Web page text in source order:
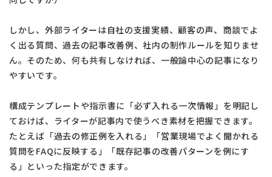
しかし、外部ライターは自社の支援実績、顧客の声、商談でよ
く出る質問、過去の記事改善例、社内の制作ルールを知りませ
ん。そのため、何も共有しなければ、一般論中心の記事になり
やすいです。
構成テンプレートや指示書に「必ず入れる一次情報」を明記し
ておけば、ライターが記事内で使うべき素材を把握できます。
たとえば「過去の修正例を入れる」「営業現場でよく聞かれる
質問をFAQに反映する」「既存記事の改善パターンを例にす
る」といった指定ができます。